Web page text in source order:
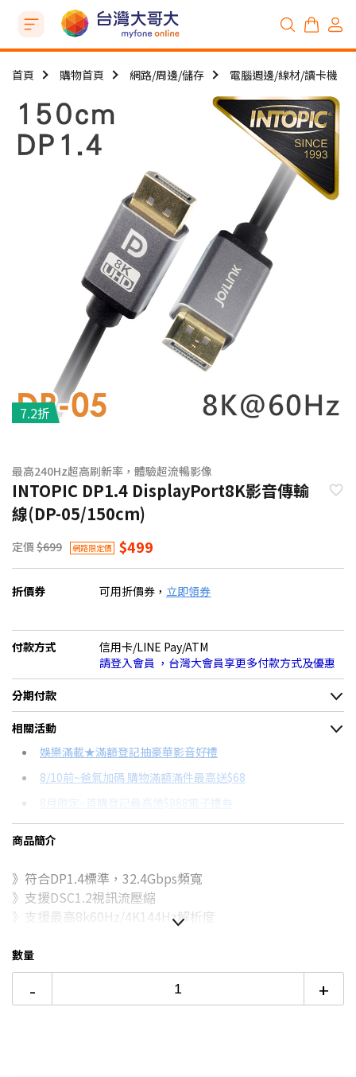
首頁 購物首頁 網路/周邊/儲存 電腦週邊/線材/讀卡機
7.2折
最高240Hz超高刷新率，體驗超流暢影像
INTOPIC DP1.4 DisplayPort8K影音傳輸
線(DP-05/150cm)
定價 $699 網路限定價 $499
折價券 可用折價券， 立即領券
付款方式
信用卡/LINE Pay/ATM
請登入會員 ，台灣大會員享更多付款方式及優惠
分期付款
＊實際可分期數、適用利率，請以購物車顯示為主
信用卡分期
分期數
12期
24期
每期金額
$44
$22
配合銀行/業者
相關活動
娛樂滿載★滿額登記抽豪華影音好禮
8/10前~爸氣加碼 購物滿額滿件最高送$68
8月限定~首購登記最高領$888電子禮券
台灣大哥大Open Possible聯名卡滿額最高回饋25%
商品簡介
》符合DP1.4標準，32.4Gbps頻寬
》支援DSC1.2視訊流壓縮
》支援最高8k60Hz/4K144Hz解析度
》支援HDR高動態範圍功能，提升影音效果
》支援雙螢幕延伸/多螢幕串接功能
》相容G-Sync及FreeSync防撕裂技術
》縮小型接頭與無卡扣設計，輕鬆拔插
數量
- +